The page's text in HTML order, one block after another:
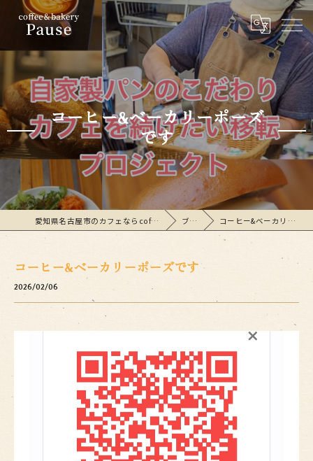
コーヒー&ベーカリーポーズ
です
愛知県名古屋市のカフェならcoffee&bakeryPause ブログ コーヒー&ベーカリーポーズです
コーヒー&ベーカリーポーズです
2026/02/06